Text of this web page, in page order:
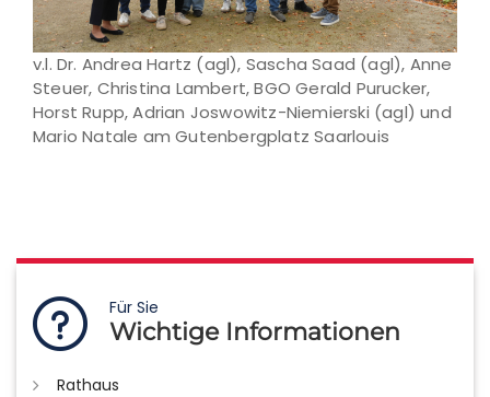
v.l. Dr. Andrea Hartz (agl), Sascha Saad (agl), Anne
Steuer, Christina Lambert, BGO Gerald Purucker,
Horst Rupp, Adrian Joswowitz-Niemierski (agl) und
Mario Natale am Gutenbergplatz Saarlouis
Für Sie
Wichtige Informationen
Rathaus